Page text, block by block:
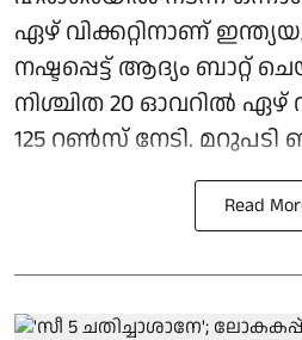
ഏഴ് വിക്കറ്റിനാണ്
നഷ്ടപ്പെട്ട് ആദ്യം ബാറ്റ്
നിശ്ചിത 20 ഓവറില്‍ ഏഴ്
125 റണ്‍സ് നേടി. മറുപടി
Read